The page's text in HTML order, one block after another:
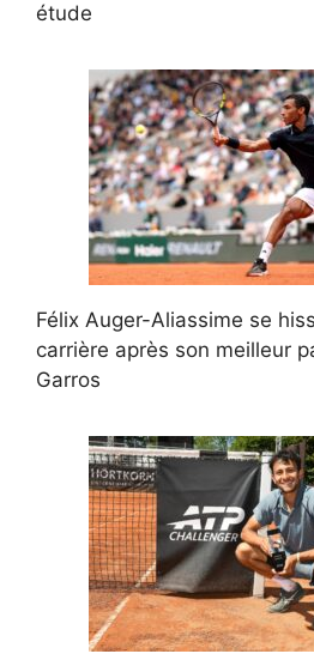
étude
Félix Auger-Aliassime se
carrière après son meilleur
Garros